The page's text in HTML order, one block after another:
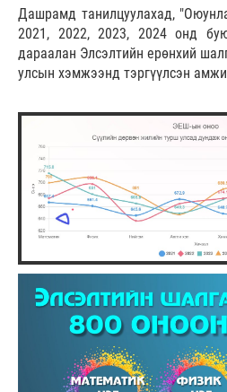
Дашрамд танилцуулахад,
2021, 2022, 2023, 2024 онд
дараалан Элсэлтийн ерөнхий
улсын хэмжээнд тэргүүлсэн